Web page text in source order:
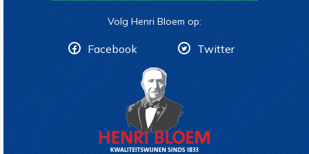
Volg Henri Bloem op:
Facebook Twitter